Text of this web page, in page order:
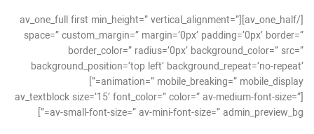
[/av_one_half][av_one_full first min_height=” vertical_alignment=”
space=” custom_margin=” margin=’0px’ padding=’0px’ border=”
border_color=” radius=’0px’ background_color=” src=”
background_position=’top left’ background_repeat=’no-repeat’
animation=” mobile_breaking=” mobile_display=”]
[av_textblock size=’15’ font_color=” color=” av-medium-font-size=”
av-small-font-size=” av-mini-font-size=” admin_preview_bg=”]